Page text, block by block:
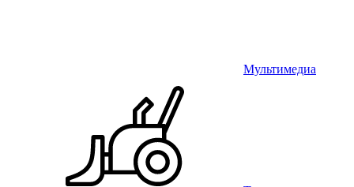
Мультимедиа